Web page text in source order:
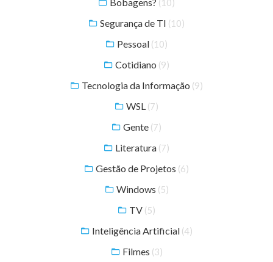
(10)
Segurança de TI (10)
Pessoal (10)
Cotidiano (9)
Tecnologia da Informação (9)
WSL (7)
Gente (7)
Literatura (7)
Gestão de Projetos (6)
Windows (5)
TV (5)
Inteligência Artificial (4)
Filmes (3)